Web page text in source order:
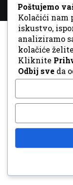
Poštujemo
Kolačići nam
iskustvo,
analiziramo
kolačiće
Kliknite
Odbij sve da